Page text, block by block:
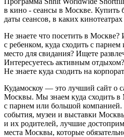
в кино - сеансы в Москве. Купить
даты сеансов, в каких кинотеатрах
Не знаете что посетить в Москве?
с ребенком, куда сходить с
место для свидания? Ищете
Интересуетесь активным
Не знаете куда сходить на
Кудамоскоу — это лучший сайт о
Москвы. Мы знаем куда сходить в
с парнем или большой
события, музеи и выставки
и их родителей, лучшие
места Москвы, которые